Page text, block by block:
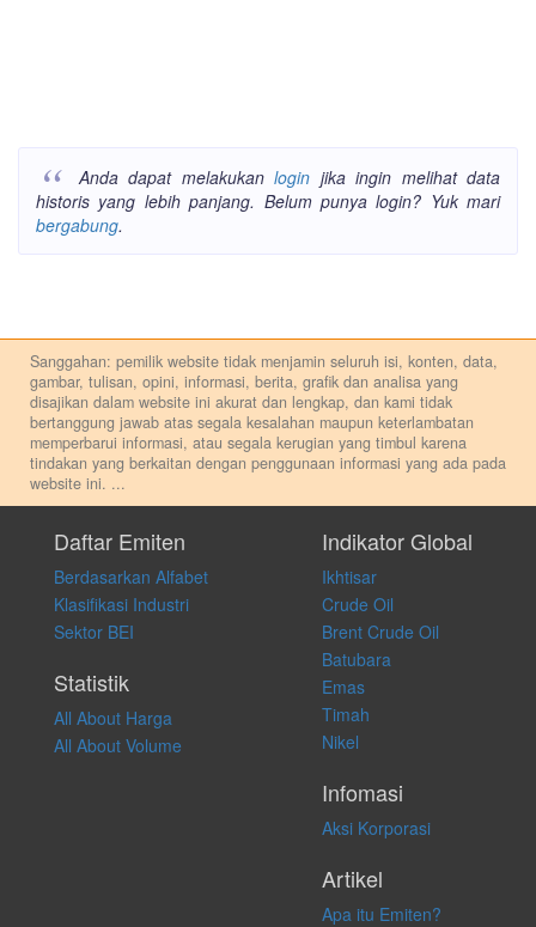
Anda dapat melakukanlogin jika ingin melihat data
historis yang lebih panjang. Belum punya login? Yuk mari
bergabung.
Sanggahan: pemilik website tidak menjamin seluruh isi, konten, data,
gambar, tulisan, opini, informasi, berita, grafik dan analisa yang
disajikan dalam website ini akurat dan lengkap, dan kami tidak
bertanggung jawab atas segala kesalahan maupun keterlambatan
memperbarui informasi, atau segala kerugian yang timbul karena
tindakan yang berkaitan dengan penggunaan informasi yang ada pada
website ini. ...
pribadi. Kami tidak memberi anjuran, saran, rekomendasi untuk
membeli, menjual atau melakukan aktivitas lain yang terkait dengan
transaksi perdagangan apapun, dan kami tidak bertanggung jawab
atas keputusan investasi yang dilakukan dalam kondisi dan situasi
apapun juga, yang diakibatkan secara langsung maupun tidak
langsung atas konten pada website ini.
Daftar Emiten
Berdasarkan Alfabet
Klasifikasi Industri
Sektor BEI
Statistik
All About Harga
All About Volume
Indikator Global
Ikhtisar
Crude Oil
Brent Crude Oil
Batubara
Emas
Timah
Nikel
Infomasi
Aksi Korporasi
Artikel
Apa itu Emiten?